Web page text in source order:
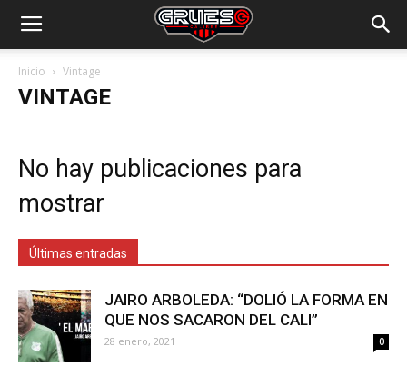
Inicio Vintage
VINTAGE
No hay publicaciones para
mostrar
Últimas entradas
JAIRO ARBOLEDA: “DOLIÓ LA FORMA EN
QUE NOS SACARON DEL CALI”
28 enero, 2021 0